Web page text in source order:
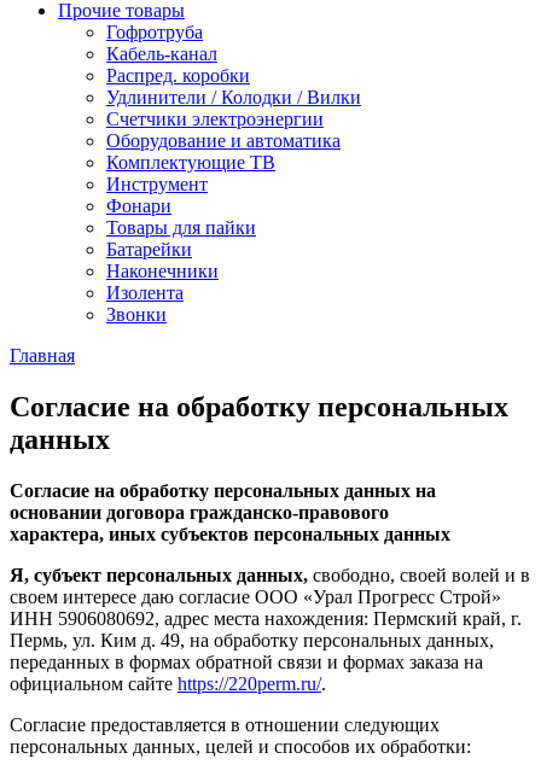
Прочие товары
Гофротруба
Кабель-канал
Распред. коробки
Удлинители / Колодки / Вилки
Счетчики электроэнергии
Оборудование и автоматика
Комплектующие ТВ
Инструмент
Фонари
Товары для пайки
Батарейки
Наконечники
Изолента
Звонки
Главная
Согласие на обработку персональных
данных
Согласие на обработку персональных данных на
основании договора гражданско-правового
характера, иных субъектов персональных данных
Я, субъект персональных данных, свободно, своей волей и в
своем интересе даю согласие ООО «Урал Прогресс Строй»
ИНН 5906080692, адрес места нахождения: Пермский край, г.
Пермь, ул. Ким д. 49, на обработку персональных данных,
переданных в формах обратной связи и формах заказа на
официальном сайте https://220perm.ru/.
Согласие предоставляется в отношении следующих
персональных данных, целей и способов их обработки: